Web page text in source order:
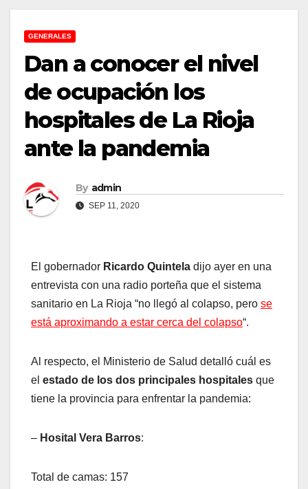
GENERALES
Dan a conocer el nivel
de ocupación los
hospitales de La Rioja
ante la pandemia
By admin
SEP 11, 2020
El gobernador Ricardo Quintela dijo ayer en una
entrevista con una radio porteña que el sistema
sanitario en La Rioja “no llegó al colapso, pero se
está aproximando a estar cerca del colapso“.
Al respecto, el Ministerio de Salud detalló cuál es
el estado de los dos principales hospitales que
tiene la provincia para enfrentar la pandemia:
– Hosital Vera Barros:
Total de camas: 157